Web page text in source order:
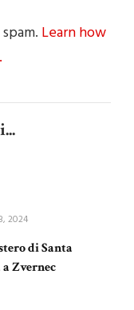
Learn how
2024
di Santa
Zvernec